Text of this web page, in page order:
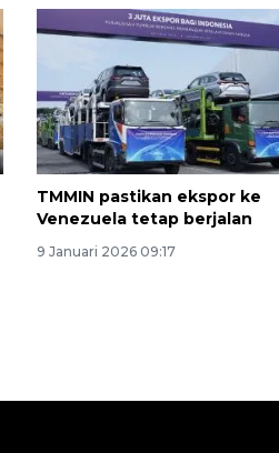
TMMIN pastikan ekspor ke
Venezuela tetap berjalan
9 Januari 2026 09:17